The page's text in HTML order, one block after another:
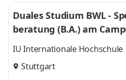
Duales Studium BWL -
beratung (B.A.) am
IU Internationale Hochschule
Stuttgart